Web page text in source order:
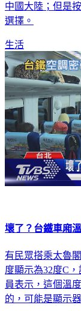
中國大陸；但是
選擇。
生活
壞了？台鐵車廂
有民眾搭乘太魯
度顯示為32度C
員表示，這個溫
的，可能是顯示